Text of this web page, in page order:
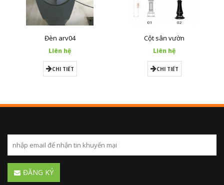
Đèn arv04
Liên hệ
CHI TIẾT
Cột sân vườn
Liên hệ
CHI TIẾT
ĐĂNG KÝ